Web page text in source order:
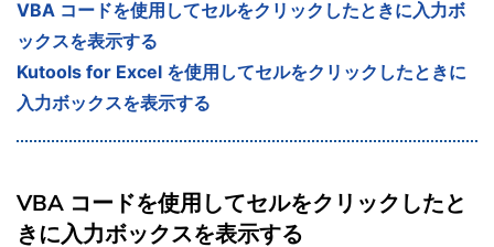
VBA コードを使用してセルをクリックしたときに入力ボ
ックスを表示する
Kutools for Excel を使用してセルをクリックしたときに
入力ボックスを表示する
VBA コードを使用してセルをクリックしたと
きに入力ボックスを表示する